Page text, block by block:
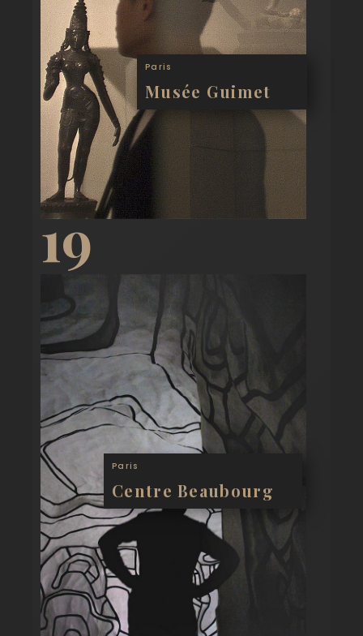
Paris
Musée Guimet
19
Paris
Centre Beaubourg